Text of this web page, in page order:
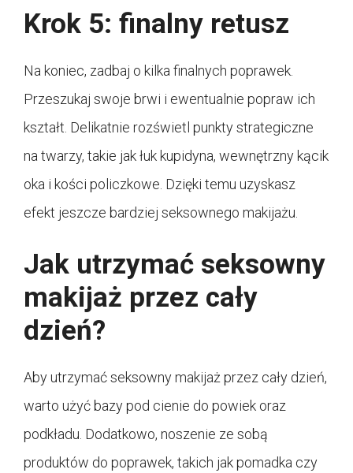
Krok 5: finalny retusz
Na koniec, zadbaj o kilka finalnych poprawek.
Przeszukaj swoje brwi i ewentualnie popraw ich
kształt. Delikatnie rozświetl punkty strategiczne
na twarzy, takie jak łuk kupidyna, wewnętrzny kącik
oka i kości policzkowe. Dzięki temu uzyskasz
efekt jeszcze bardziej seksownego makijażu.
Jak utrzymać seksowny
makijaż przez cały
dzień?
Aby utrzymać seksowny makijaż przez cały dzień,
warto użyć bazy pod cienie do powiek oraz
podkładu. Dodatkowo, noszenie ze sobą
produktów do poprawek, takich jak pomadka czy